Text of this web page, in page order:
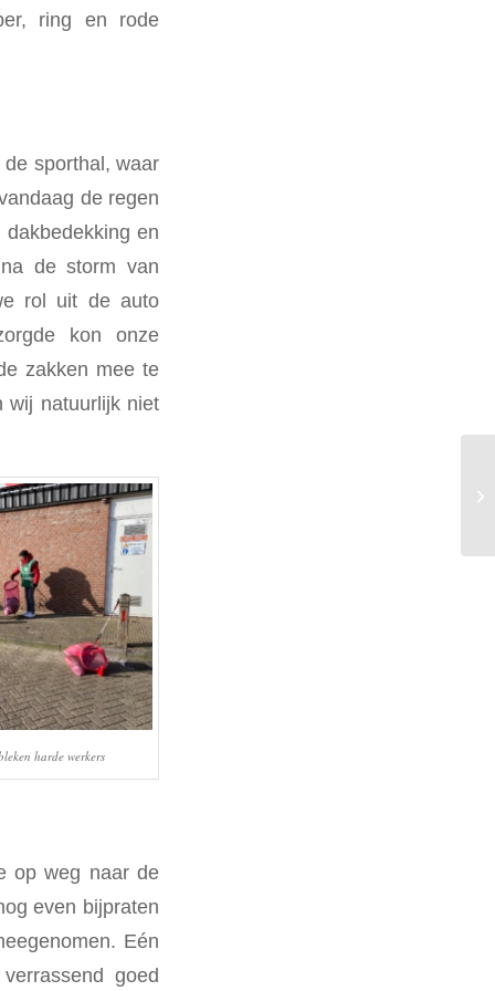
ring en rode
sporthal, waar
de regen
en
de storm van
rol uit de auto
kon onze
zakken mee te
wij natuurlijk niet
harde werkers
op weg naar de
even bijpraten
Eén
goed